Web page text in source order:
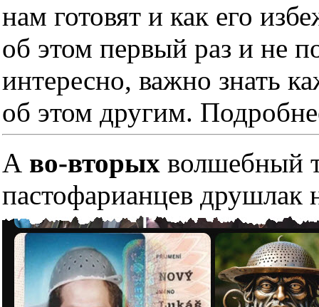
нам готовят и как его
об этом первый раз и не
интересно, важно знать
об этом другим.
А во-вторых волшебный
пастофарианцев друшлак